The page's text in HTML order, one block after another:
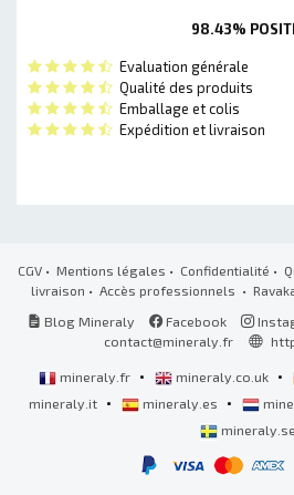
98.43%
Evaluation générale
Qualité des produits
Emballage et colis
Expédition et livraison
CGV • Mentions légales • Confidentialité •
livraison • Accès professionnels •
Blog Mineraly
Facebook
contact@mineraly.fr
mineraly.fr • mineraly.co.uk •
mineraly.it • mineraly.es •
mineraly.se